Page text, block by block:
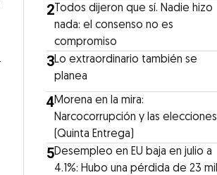
2 Todos dijeron que sí. Nadie hizo
nada: el consenso no es
compromiso
3Lo extraordinario también se
planea
4Morena en la mira:
Narcocorrupción y las elecciones
(Quinta Entrega)
5Desempleo en EU baja en julio a
4.1%: Hubo una pérdida de 23 mil